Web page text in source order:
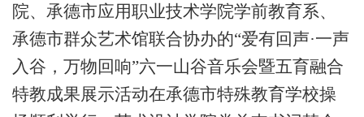
院、承德市应用职业技术学院学前教育系、
承德市群众艺术馆联合协办的“爱有回声·一声
入谷，万物回响”六一山谷音乐会暨五育融合
特教成果展示活动在承德市特殊教育学校操